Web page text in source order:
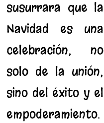
susurrara que la
Navidad es una
celebración, no
solo de la unión,
sino del éxito y el
empoderamiento.